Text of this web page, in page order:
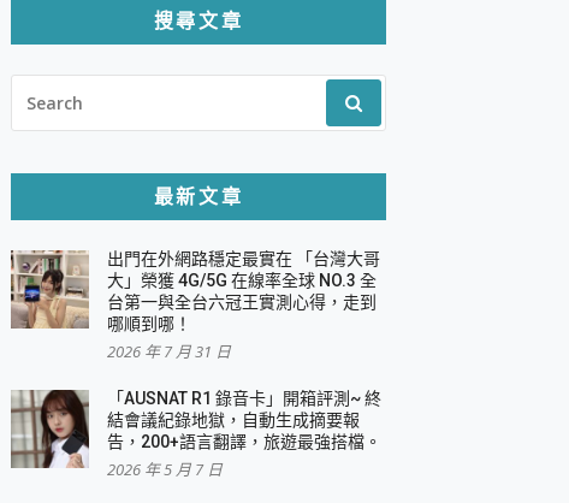
Solo 3 2.5K高畫質戶外攝影機 開箱 評
Copilot+ PC
IP69K 高防護
規防摔殼完整開箱評價
篇全看懂
｜結合「 智慧投影 & 煥彩流動 」的沈浸
列 輕量無線電競滑鼠 開箱 評測
公、爽度滿滿的終極桌面體驗
牌
康大放送
電源 開箱 評測
搜尋文章
FOR:
最新文章
出門在外網路穩定最實在 「台灣大哥
大」榮獲 4G/5G 在線率全球 NO.3 全
台第一與全台六冠王實測心得，走到
哪順到哪！
2026 年 7 月 31 日
「AUSNAT R1 錄音卡」開箱評測~ 終
結會議紀錄地獄，自動生成摘要報
告，200+語言翻譯，旅遊最強搭檔。
2026 年 5 月 7 日